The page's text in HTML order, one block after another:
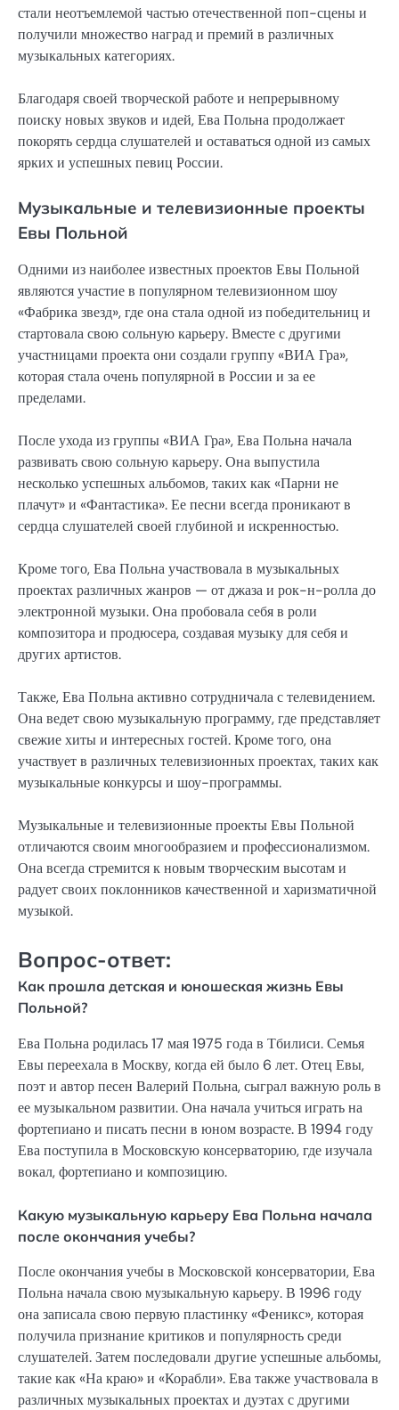
стали неотъемлемой частью отечественной поп-сцены и
получили множество наград и премий в различных
музыкальных категориях.
Благодаря своей творческой работе и непрерывному
поиску новых звуков и идей, Ева Польна продолжает
покорять сердца слушателей и оставаться одной из самых
ярких и успешных певиц России.
Музыкальные и телевизионные проекты
Евы Польной
Одними из наиболее известных проектов Евы Польной
являются участие в популярном телевизионном шоу
«Фабрика звезд», где она стала одной из победительниц и
стартовала свою сольную карьеру. Вместе с другими
участницами проекта они создали группу «ВИА Гра»,
которая стала очень популярной в России и за ее
пределами.
После ухода из группы «ВИА Гра», Ева Польна начала
развивать свою сольную карьеру. Она выпустила
несколько успешных альбомов, таких как «Парни не
плачут» и «Фантастика». Ее песни всегда проникают в
сердца слушателей своей глубиной и искренностью.
Кроме того, Ева Польна участвовала в музыкальных
проектах различных жанров — от джаза и рок-н-ролла до
электронной музыки. Она пробовала себя в роли
композитора и продюсера, создавая музыку для себя и
других артистов.
Также, Ева Польна активно сотрудничала с телевидением.
Она ведет свою музыкальную программу, где представляет
свежие хиты и интересных гостей. Кроме того, она
участвует в различных телевизионных проектах, таких как
музыкальные конкурсы и шоу-программы.
Музыкальные и телевизионные проекты Евы Польной
отличаются своим многообразием и профессионализмом.
Она всегда стремится к новым творческим высотам и
радует своих поклонников качественной и харизматичной
музыкой.
Вопрос-ответ:
Как прошла детская и юношеская жизнь Евы
Польной?
Ева Польна родилась 17 мая 1975 года в Тбилиси. Семья
Евы переехала в Москву, когда ей было 6 лет. Отец Евы,
поэт и автор песен Валерий Польна, сыграл важную роль в
ее музыкальном развитии. Она начала учиться играть на
фортепиано и писать песни в юном возрасте. В 1994 году
Ева поступила в Московскую консерваторию, где изучала
вокал, фортепиано и композицию.
Какую музыкальную карьеру Ева Польна начала
после окончания учебы?
После окончания учебы в Московской консерватории, Ева
Польна начала свою музыкальную карьеру. В 1996 году
она записала свою первую пластинку «Феникс», которая
получила признание критиков и популярность среди
слушателей. Затем последовали другие успешные альбомы,
такие как «На краю» и «Корабли». Ева также участвовала в
различных музыкальных проектах и дуэтах с другими